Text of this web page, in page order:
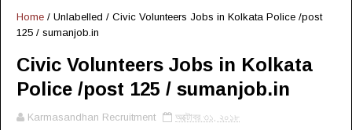
Home / Unlabelled / Civic Volunteers Jobs in Kolkata Police /post
125 / sumanjob.in
Civic Volunteers Jobs in Kolkata
Police /post 125 / sumanjob.in
Karmasandhan Recruitment অক্টোবর ৩১, ২০১৮